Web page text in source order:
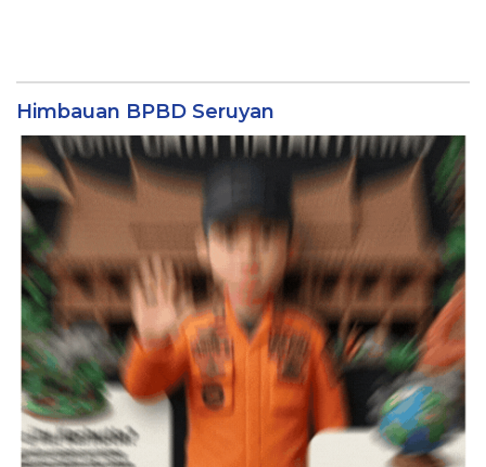
Himbauan BPBD Seruyan